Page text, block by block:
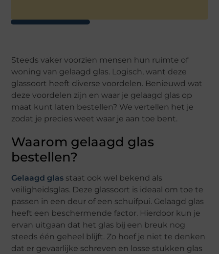
Steeds vaker voorzien mensen hun ruimte of
woning van gelaagd glas. Logisch, want deze
glassoort heeft diverse voordelen. Benieuwd wat
deze voordelen zijn en waar je gelaagd glas op
maat kunt laten bestellen? We vertellen het je
zodat je precies weet waar je aan toe bent.
Waarom gelaagd glas
bestellen?
Gelaagd glas staat ook wel bekend als
veiligheidsglas. Deze glassoort is ideaal om toe te
passen in een deur of een schuifpui. Gelaagd glas
heeft een beschermende factor. Hierdoor kun je
ervan uitgaan dat het glas bij een breuk nog
steeds één geheel blijft. Zo hoef je niet te denken
dat er gevaarlijke schreven en losse stukken glas